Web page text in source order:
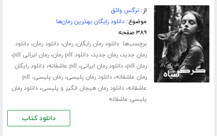
از:نرگس واثق
موضوع:دانلود رایگان بهترین رمان‌ها
۳۸۹ صفحه
برچسب‌ها:دانلود رمان رایگان،رمان،دانلود رمان،دانلود
رمان جدید،رمان جدید،دانلود pdf رمان ،رمان ایرانی pdf ،
رمان pdf ،دانلود رمان ایرانی،pdf عاشقانه ،دانلود رایگان
رمان عاشقانه،دانلود رمان پلیسی،
رمان پلیسی، pdf
عاشقانه،دانلود رمان هیجان انگیز و پلیسی،دانلود رمان
پلیسی عاشقانه
دانلود کتاب